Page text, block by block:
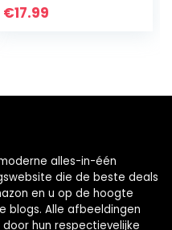
€17.99
alles-in-één
die de beste deals
en u op de hoogte
blogs. Alle afbeeldingen
hun respectievelijke